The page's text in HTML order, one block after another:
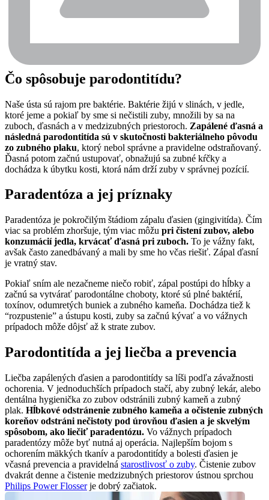
Čo spôsobuje parodontitídu?
Naše ústa sú rajom pre baktérie. Baktérie žijú v slinách, v jedle,
ktoré jeme a pokiaľ by sme si nečistili zuby, množili by sa na
zuboch, ďasnách a v medzizubných priestoroch. Zapálené ďasná a
následná parodontitída sú v skutočnosti bakteriálneho pôvodu
zo zubného plaku, ktorý nebol správne a pravidelne odstraňovaný.
Ďasná potom začnú ustupovať, obnažujú sa zubné kŕčky a
dochádza k úbytku kosti, ktorá nám drží zuby v správnej pozícií.
Paradentóza a jej príznaky
Paradentóza je pokročilým štádiom zápalu ďasien (gingivitída). Čím
viac sa problém zhoršuje, tým viac môžu pri čistení zubov, alebo
konzumácií jedla, krvácať ďasná pri zuboch. To je vážny fakt,
avšak často zanedbávaný a mali by sme ho včas riešiť. Zápal ďasní
je vratný stav.
Pokiaľ sním ale nezačneme niečo robiť, zápal postúpi do hĺbky a
začnú sa vytvárať parodontálne choboty, ktoré sú plné baktérií,
toxínov, odumretých buniek a zubného kameňa. Dochádza tiež k
“rozpustenie” a ústupu kosti, zuby sa začnú kývať a vo vážnych
prípadoch môže dôjsť až k strate zubov.
Parodontitída a jej liečba a prevencia
Liečba zapálených ďasien a parodontitídy sa líši podľa závažnosti
ochorenia. V jednoduchších prípadoch stačí, aby zubný lekár, alebo
dentálna hygienička zo zubov odstránili zubný kameň a zubný
plak. Hĺbkové odstránenie zubného kameňa a očistenie zubných
koreňov odstráni nečistoty pod úrovňou ďasien a je skvelým
spôsobom, ako liečiť paradentózu. Vo vážnych prípadoch
paradentózy môže byť nutná aj operácia. Najlepším bojom s
ochorením mäkkých tkanív a parodontitídy a bolesti ďasien je
včasná prevencia a pravidelná starostlivosť o zuby. Čistenie zubov
Philips Power Flosser je dobrý začiatok.